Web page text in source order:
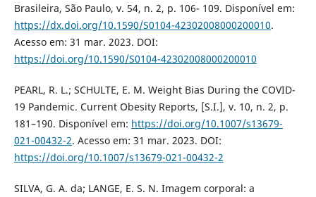
Brasileira, São Paulo, v. 54, n. 2, p. 106- 109. Disponível em:
https://dx.doi.org/10.1590/S0104-42302008000200010.
Acesso em: 31 mar. 2023. DOI:
https://doi.org/10.1590/S0104-42302008000200010
PEARL, R. L.; SCHULTE, E. M. Weight Bias During the COVID-
19 Pandemic. Current Obesity Reports, [S.I.], v. 10, n. 2, p.
181–190. Disponível em: https://doi.org/10.1007/s13679-
021-00432-2. Acesso em: 31 mar. 2023. DOI:
https://doi.org/10.1007/s13679-021-00432-2
SILVA, G. A. da; LANGE, E. S. N. Imagem corporal: a